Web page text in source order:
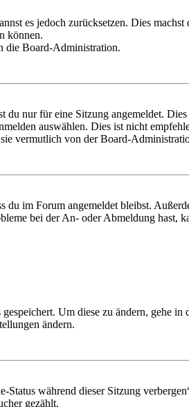
es jedoch zurücksetzen. Dies
können.
die Board-Administration.
nur für eine Sitzung angemeldet.
auswählen. Dies ist nicht
vermutlich von der Board-
im Forum angemeldet bleibst.
bei der An- oder Abmeldung hast,
Um diese zu ändern, gehe
ändern.
während dieser Sitzung
gezählt.